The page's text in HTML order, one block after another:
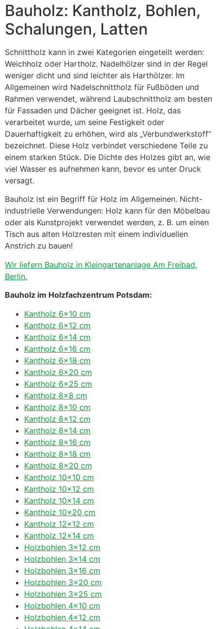
Bauholz: Kantholz, Bohlen,
Schalungen, Latten
Schnittholz kann in zwei Kategorien eingeteilt werden:
Weichholz oder Hartholz. Nadelhölzer sind in der Regel
weniger dicht und sind leichter als Harthölzer. Im
Allgemeinen wird Nadelschnittholz für Fußböden und
Rahmen verwendet, während Laubschnittholz am besten
für Fassaden und Dächer geeignet ist. Holz, das
verarbeitet wurde, um seine Festigkeit oder
Dauerhaftigkeit zu erhöhen, wird als „Verbundwerkstoff“
bezeichnet. Diese Holz verbindet verschiedene Teile zu
einem starken Stück. Die Dichte des Holzes gibt an, wie
viel Wasser es aufnehmen kann, bevor es unter Druck
versagt.
Bauholz ist ein Begriff für Holz im Allgemeinen. Nicht-
industrielle Verwendungen: Holz kann für den Möbelbau
oder als Kunstprojekt verwendet werden, z. B. um einen
Tisch aus alten Holzresten mit einem individuellen
Anstrich zu bauen!
Wir liefern Bauholz in Kleingartenanlage Am Freibad,
Berlin.
Bauholz im Holzfachzentrum Potsdam:
Kantholz 6×10 cm
Kantholz 6×12 cm
Kantholz 6×14 cm
Kantholz 6×16 cm
Kantholz 6×18 cm
Kantholz 6×20 cm
Kantholz 6×25 cm
Kantholz 8×8 cm
Kantholz 8×10 cm
Kantholz 8×12 cm
Kantholz 8×14 cm
Kantholz 8×16 cm
Kantholz 8×18 cm
Kantholz 8×20 cm
Kantholz 10×10 cm
Kantholz 10×12 cm
Kantholz 10×14 cm
Kantholz 10×20 cm
Kantholz 12×12 cm
Kantholz 12×14 cm
Holzbohlen 3×12 cm
Holzbohlen 3×14 cm
Holzbohlen 3×16 cm
Holzbohlen 3×20 cm
Holzbohlen 3×25 cm
Holzbohlen 4×10 cm
Holzbohlen 4×12 cm